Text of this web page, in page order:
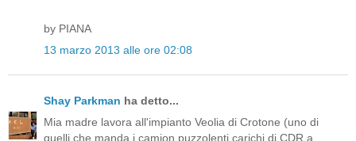
by PIANA
13 marzo 2013 alle ore 02:08
Shay Parkman ha detto...
Mia madre lavora all'impianto Veolia di Crotone (uno di
quelli che manda i camion puzzolenti carichi di CDR a